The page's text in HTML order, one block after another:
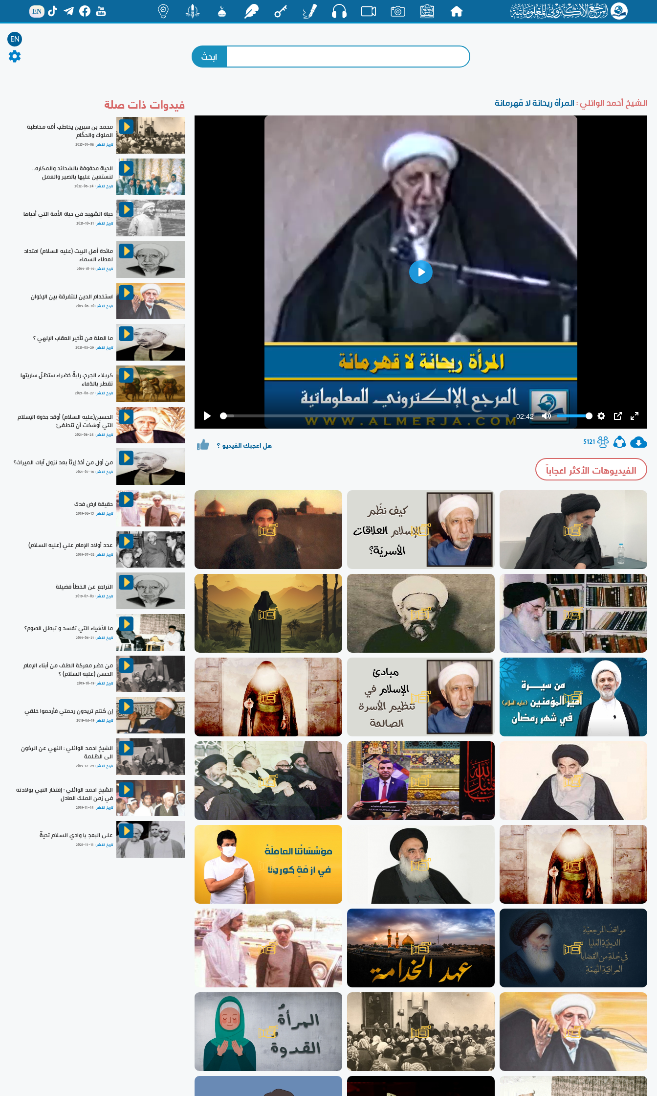
EN
EN
الشيخ أحمد الوائلي :المرأة ريحانة لا قهرمانة
-02:42
Mute
Play
5121 هل اعجبك الفيديو ؟
الفيديوهات الأكثر اعجاباً
فيدوات ذات صلة
محمد بن سيرين يخاطب أمّه مخاطبة
الملوك والحكّام
تاريخ النشر :2025-01-08
الحياة محفوفة بالشدائد والمكاره..
لنستعين عليها بالصبر والعمل
تاريخ النشر : 2022-06-24
حياة الشهيد في حياة الأمة التي أحياها
تاريخ النشر :2021-10-31
مائدة أهل البيت (عليه السلام) امتداد
لعطاء السماء
تاريخ النشر :2019-10-19
استخدام الدين للتفرقة بين الإخوان
تاريخ النشر :2019-06-30
ما العلة من تأخير العقاب الإلهي ؟
تاريخ النشر :2021-03-29
كربلاء الجرح: رايةٌ خضراء ستظلّ ساريتها
تقطر بالدّماء
تاريخ النشر :2025-06-27
الحسين(عليه السلام) أوقد جذوة الإسلام
التي أوشكت أن تنطفئ
تاريخ النشر : 2021-08-24
من أول من أخذ إرثاً بعد نزول آيات الميراث؟
تاريخ النشر :2021-07-16
حقيقة ارض فدك
تاريخ النشر :2019-06-15
عدد أولاد الإمام علي (عليه السلام)
تاريخ النشر :2019-07-02
التراجع عن الخطأ فضيلة
تاريخ النشر :2019-07-03
ما الأشياء التي تفسد و تبطل الصوم؟
تاريخ النشر :2019-06-21
من حضر معركة الطف من أبناء الإمام
الحسن (عليه السلام) ؟
تاريخ النشر :2019-10-19
إن كنتم تريدون رحمتي فأرحموا خلقي
تاريخ النشر :2019-06-19
الشيخ احمد الوائلي : النهي عن الركون
الى الظلمة
تاريخ النشر :2019-12-29
الشيخ احمد الوائلي : إفتخار النبي بولادته
في زمن الملك العادل
تاريخ النشر : 2019-11-14
على البعدِ يا وادي السلام تحيةٌ
تاريخ النشر : 2025-11-11